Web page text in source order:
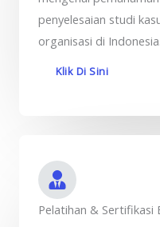
penyelesaian studi
organisasi di Indonesia.
Klik Di Sini
Pelatihan & Sertifikasi